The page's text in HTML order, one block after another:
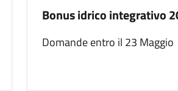
Bonus idrico integrativo
Domande entro il 23 Maggio